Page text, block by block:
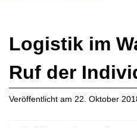
Logistik im
Ruf der
Veröffentlicht am 22. Oktober